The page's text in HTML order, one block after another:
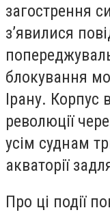
загострення
з’явилися
блокування
Ірану. Корпус
революції
усім суднам
акваторії
Про ці події